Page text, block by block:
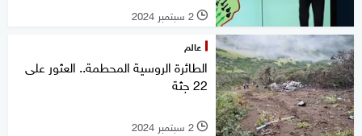
l 2 سبتمبر 2024
عالم
الطائرة الروسية المحطمة.. العثور على
22 جثة
l 2 سبتمبر 2024